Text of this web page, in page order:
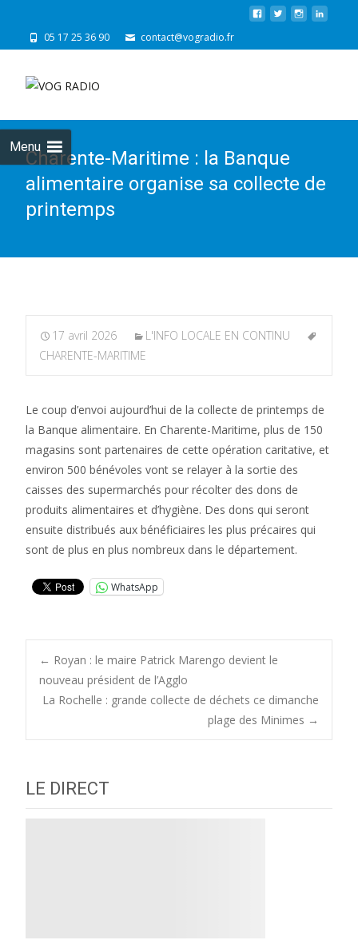
05 17 25 36 90 contact@vogradio.fr
Menu
Charente-Maritime : la Banque
alimentaire organise sa collecte de
printemps
17 avril 2026
L'INFO LOCALE EN CONTINU
CHARENTE-MARITIME
Le coup d’envoi aujourd’hui de la collecte de printemps de
la Banque alimentaire. En Charente-Maritime, plus de 150
magasins sont partenaires de cette opération caritative, et
environ 500 bénévoles vont se relayer à la sortie des
caisses des supermarchés pour récolter des dons de
produits alimentaires et d’hygiène. Des dons qui seront
ensuite distribués aux bénéficiaires les plus précaires qui
sont de plus en plus nombreux dans le département.
WhatsApp
Post
navigation
← Royan : le maire Patrick Marengo devient le
nouveau président de l’Agglo
La Rochelle : grande collecte de déchets ce dimanche
plage des Minimes →
LE DIRECT